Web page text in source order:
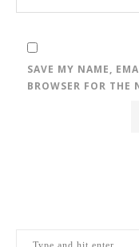
SAVE MY NAME,
BROWSER FOR